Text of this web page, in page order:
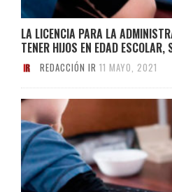
LA LICENCIA PARA LA
TENER HIJOS EN EDAD
REDACCIÓN IR 11 MAYO, 2021